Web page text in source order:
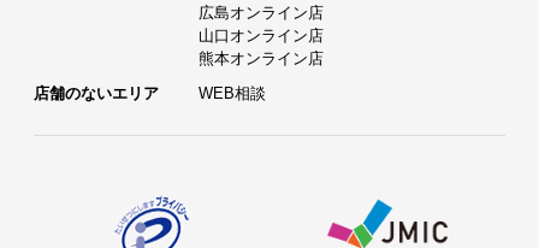
広島オンライン店
山口オンライン店
熊本オンライン店
店舗のないエリア
WEB相談